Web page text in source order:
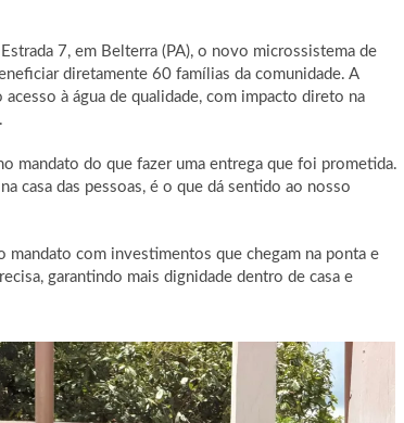
7, em Belterra (PA), o novo microssistema de
diretamente 60 famílias da comunidade. A
à água de qualidade, com impacto direto na
mandato do que fazer uma entrega que foi prometida.
casa das pessoas, é o que dá sentido ao nosso
mandato com investimentos que chegam na ponta e
garantindo mais dignidade dentro de casa e